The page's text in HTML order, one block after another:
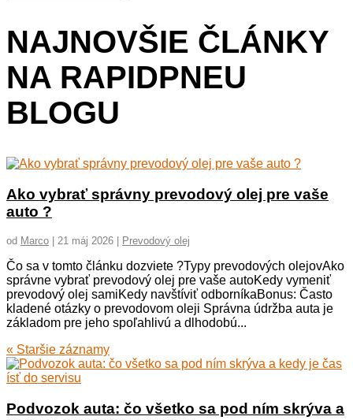
NAJNOVŠIE ČLÁNKY
NA RAPIDPNEU
BLOGU
Ako vybrať správny prevodový olej pre vaše
auto ?
od Marco 21 máj 2026 Prevodový olej
Čo sa v tomto článku dozviete ?Typy prevodových olejovAko
správne vybrať prevodový olej pre vaše autoKedy vymeniť
prevodový olej samiKedy navštíviť odborníkaBonus: Často
kladené otázky o prevodovom oleji Správna údržba auta je
základom pre jeho spoľahlivú a dlhodobú...
« Staršie záznamy
Podvozok auta: čo všetko sa pod ním skrýva a